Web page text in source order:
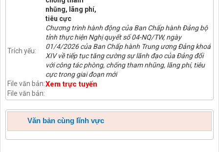
nhũng, lãng phí,
tiêu cực
Trích yếu:
Chương trình hành động của Ban Chấp hành Đảng bộ
tỉnh thực hiện Nghị quyết số 04-NQ/TW, ngày
01/4/2026 của Ban Chấp hành Trung ương Đảng khoá
XIV về tiếp tục tăng cường sự lãnh đạo của Đảng đối
với công tác phòng, chống tham nhũng, lãng phí, tiêu
cực trong giai đoạn mới
File văn bản:Xem trực tuyến
File văn bản:
Văn bản cùng lĩnh vực